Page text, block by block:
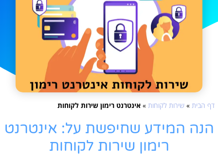
דף הבית » שירות לקוחות » אינטרנט רימון שירות לקוחות
הנה המידע שחיפשת על: אינטרנט
רימון שירות לקוחות